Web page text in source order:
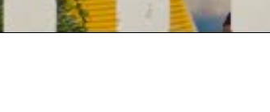
CLICK TO COMMENT